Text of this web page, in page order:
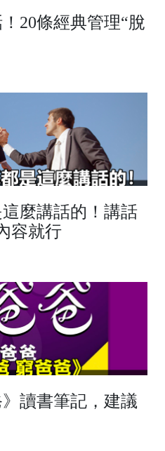
20條經典管理“脫
麼講話的！講話
容就行
》讀書筆記，建議